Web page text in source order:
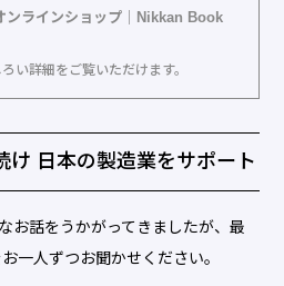
ンラインショップ｜Nikkan Book
い詳細をご覧いただけます。
け 日本の製造業をサポート
話をうかがってきましたが、最
一人ずつお聞かせください。